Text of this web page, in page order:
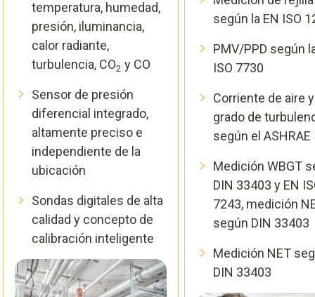
temperatura, humedad,
presión, iluminancia,
calor radiante,
turbulencia, CO2 y CO
Sensor de presión
diferencial integrado,
altamente preciso e
independiente de la
ubicación
Sondas digitales de alta
calidad y concepto de
calibración inteligente
según la EN ISO
PMV/PPD según
ISO 7730
Corriente de aire y
grado de
según el ASHRAE
Medición WBGT
DIN 33403 y EN
7243, medición
según DIN 33403
Medición NET
DIN 33403